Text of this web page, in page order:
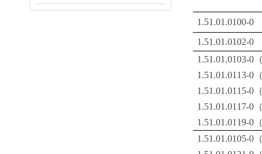
1.51.01.0100-0
1.51.01.0102-0
1.51.01.0103-0
1.51.01.0113-0
1.51.01.0115-0
1.51.01.0117-0
1.51.01.0119-0
1.51.01.0105-0